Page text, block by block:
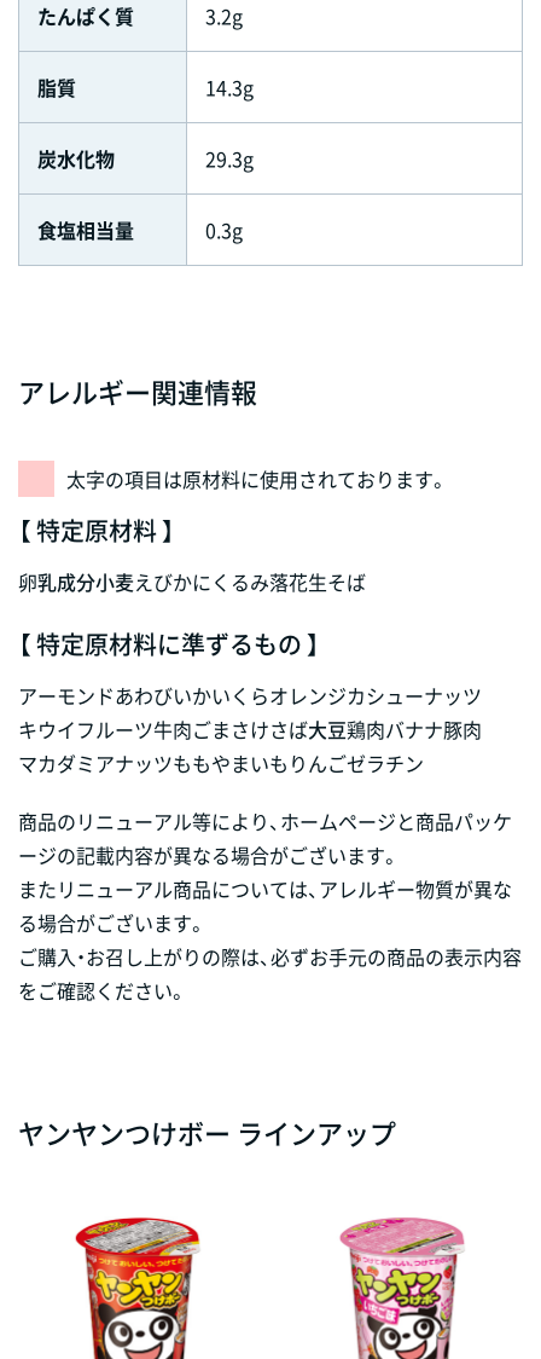
たんぱく質 3.2g
脂質 14.3g
炭水化物 29.3g
食塩相当量 0.3g
アレルギー関連情報
太字の項目は原材料に使用されております。
【 特定原材料 】
卵乳成分小麦えびかにくるみ落花生そば
【 特定原材料に準ずるもの 】
アーモンドあわびいかいくらオレンジカシューナッツ
キウイフルーツ牛肉ごまさけさば大豆鶏肉バナナ豚肉
マカダミアナッツももやまいも りんごゼラチン
商品のリニューアル等により、ホームページと商品パッケ
ージの記載内容が異なる場合がございます。
またリニューアル商品については、アレルギー物質が異な
る場合がございます。
ご購入・お召し上がりの際は、必ずお手元の商品の表示内容
をご確認ください。
ヤンヤンつけボー ラインアップ